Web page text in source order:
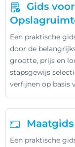
Gids
Een praktische
door de
grootte, prijs en
stapsgewijs
verfijnen op basis
Een praktische